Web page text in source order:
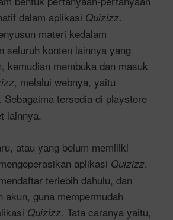
dalam aplikasi Quizizz.
materi kedalam
seluruh konten lainnya yang
kemudian membuka dan masuk
, melalui webnya, yaitu
. Sebagaima tersedia di playstore
lainnya.
atau yang belum memiliki
aplikasi Quizizz,
terlebih dahulu, dan
akun, guna mempermudah
Quizizz. Tata caranya yaitu,